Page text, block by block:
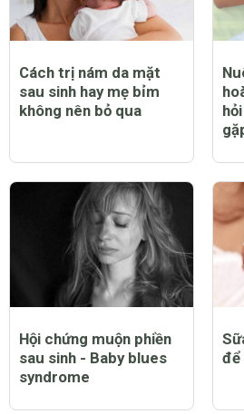
Cách trị nám da mặt
sau sinh hay mẹ bỉm
không nên bỏ qua
Hội chứng muộn phiền
sau sinh - Baby blues
syndrome
để